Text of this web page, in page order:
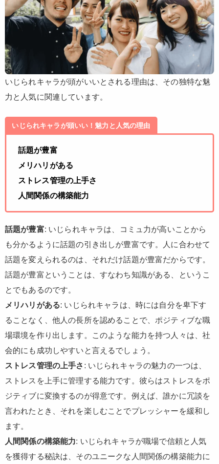
いじられキャラが頭がいいとされる理由は、その独特な魅
力と人気に関連しています。
いじられキャラが頭いい！魅力と人気の理由
話題が豊富
メリハリがある
ストレス管理の上手さ
人間関係の構築能力
話題が豊富: いじられキャラは、コミュ力が高いことから
も分かるように話題の引き出しが豊富です。人に合わせて
話題を変えられるのは、それだけ話題が豊富だからです。
話題が豊富ということは、すなわち知識がある、というこ
とでもあるのです。
メリハリがある: いじられキャラは、時には自分を卑下す
ることなく、他人の長所を認めることで、ポジティブな職
場環境を作り出します。このような能力を持つ人々は、社
会的にも成功しやすいと言えるでしょう。
ストレス管理の上手さ : いじられキャラの魅力の一つは、
ストレスを上手に管理する能力です。彼らはストレスをポ
ジティブに変換するのが得意です。例えば、誰かに冗談を
言われたとき、それを楽しむことでプレッシャーを緩和し
ます。
人間関係の構築能力: いじられキャラが職場で信頼と人気
を獲得する秘訣は、そのユニークな人間関係の構築能力に